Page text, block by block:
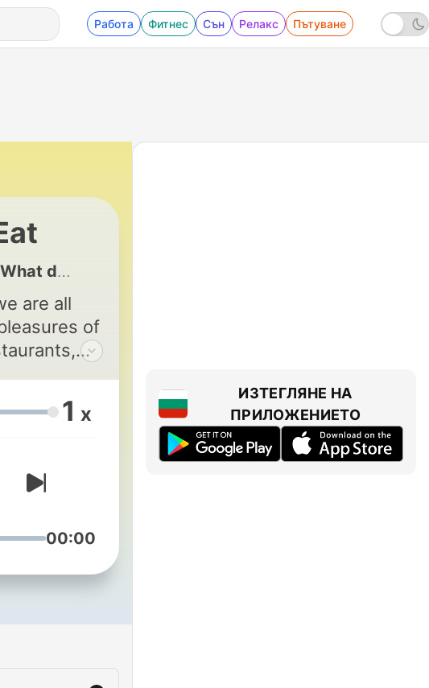
Работа Фитнес Сън Релакс Пътуване
'fancy food' mean in 2026?
are all
of
food and
—
friends
new ones
And we
that
на звука 1 x
00:00
ИЗТЕГЛЯНЕ НА
ПРИЛОЖЕНИЕТО